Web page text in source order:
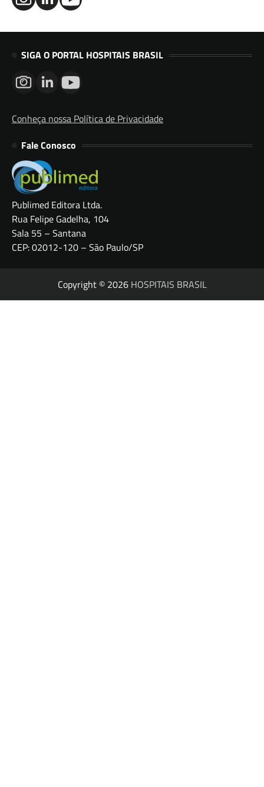
SIGA O PORTAL HOSPITAIS BRASIL
Conheça nossa Política de Privacidade
Fale Conosco
Publimed Editora Ltda.
Rua Felipe Gadelha, 104
Sala 55 – Santana
CEP: 02012-120 – São Paulo/SP
Copyright © 2026 HOSPITAIS BRASIL